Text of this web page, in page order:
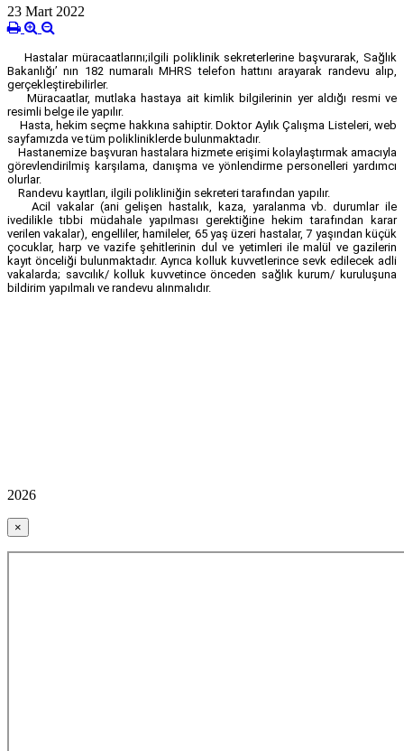
23 Mart 2022
Hastalar müracaatlarını;ilgili poliklinik sekreterlerine başvurarak, Sağlık
Bakanlığı’ nın 182 numaralı MHRS telefon hattını arayarak randevu alıp,
gerçekleştirebilirler.
Müracaatlar, mutlaka hastaya ait kimlik bilgilerinin yer aldığı resmi ve
resimli belge ile yapılır.
Hasta, hekim seçme hakkına sahiptir. Doktor Aylık Çalışma Listeleri, web
sayfamızda ve tüm polikliniklerde bulunmaktadır.
Hastanemize başvuran hastalara hizmete erişimi kolaylaştırmak amacıyla
görevlendirilmiş karşılama, danışma ve yönlendirme personelleri yardımcı
olurlar.
Randevu kayıtları, ilgili polikliniğin sekreteri tarafından yapılır.
Acil vakalar (ani gelişen hastalık, kaza, yaralanma vb. durumlar ile
ivedilikle tıbbi müdahale yapılması gerektiğine hekim tarafından karar
verilen vakalar), engelliler, hamileler, 65 yaş üzeri hastalar, 7 yaşından küçük
çocuklar, harp ve vazife şehitlerinin dul ve yetimleri ile malül ve gazilerin
kayıt önceliği bulunmaktadır. Ayrıca kolluk kuvvetlerince sevk edilecek adli
vakalarda; savcılık/ kolluk kuvvetince önceden sağlık kurum/ kuruluşuna
bildirim yapılmalı ve randevu alınmalıdır.
2026
×